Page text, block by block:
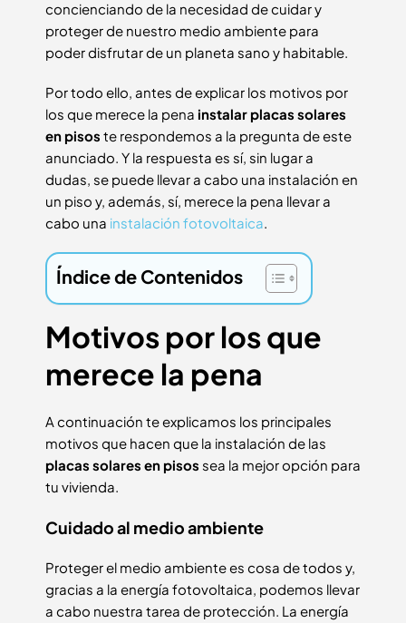
concienciando de la necesidad de cuidar y
proteger de nuestro medio ambiente para
poder disfrutar de un planeta sano y habitable.
Por todo ello, antes de explicar los motivos por
los que merece la pena instalar placas solares
en pisos te respondemos a la pregunta de este
anunciado. Y la respuesta es sí, sin lugar a
dudas, se puede llevar a cabo una instalación en
un piso y, además, sí, merece la pena llevar a
cabo una instalación fotovoltaica.
Índice de Contenidos
Motivos por los que
merece la pena
A continuación te explicamos los principales
motivos que hacen que la instalación de las
placas solares en pisos sea la mejor opción para
tu vivienda.
Cuidado al medio ambiente
Proteger el medio ambiente es cosa de todos y,
gracias a la energía fotovoltaica, podemos llevar
a cabo nuestra tarea de protección. La energía